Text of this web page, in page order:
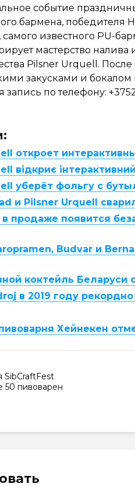
событие
бармена, победителя
известного PU-
мастерство налива
Pilsner Urquell.
закусками и
запись по телефону:
откроет
відкриє
уберёт фольгу с
и Pilsner Urquell
продаже появится
Budvar и
коктейль Беларуси
в 2019 году
Хейнекен
SibCraftFest
50 пивоварен